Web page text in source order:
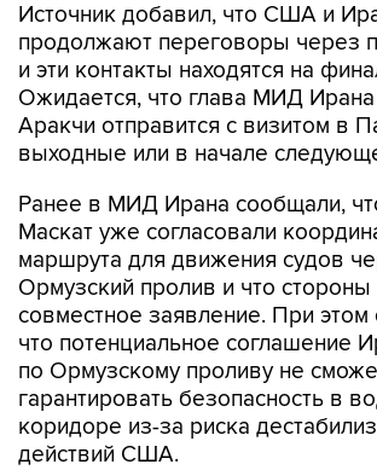
Источник добавил, что США и
продолжают переговоры через
и эти контакты находятся на
Ожидается, что глава МИД
Аракчи отправится с визитом в
выходные или в начале
Ранее в МИД Ирана сообщали,
Маскат уже согласовали
маршрута для движения судов
Ормузский пролив и что стороны
совместное заявление. При этом
что потенциальное соглашение
по Ормузскому проливу не
гарантировать безопасность в
коридоре из-за риска
действий США.